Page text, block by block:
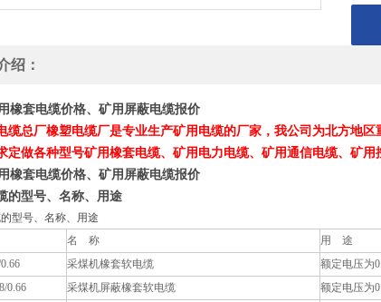
绍：
橡套电缆价格、矿用屏蔽电缆报价
缆总厂橡塑电缆厂是专业生产矿用电缆的厂家，我公司为北方地
定做各种型号矿用橡套电缆、矿用电力电缆、矿用通信电缆、矿用
橡套电缆价格、矿用屏蔽电缆报价
的型号、名称、用途
型号、名称、用途
名 称
用 途
采煤机橡套软电缆
额定电压为
0.66
采煤机屏蔽橡套软电缆
额定电压为